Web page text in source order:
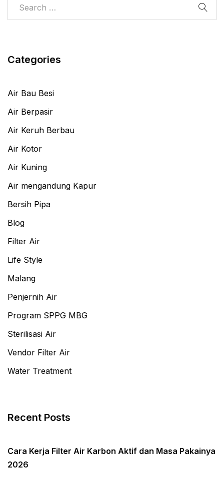
Categories
Air Bau Besi
Air Berpasir
Air Keruh Berbau
Air Kotor
Air Kuning
Air mengandung Kapur
Bersih Pipa
Blog
Filter Air
Life Style
Malang
Penjernih Air
Program SPPG MBG
Sterilisasi Air
Vendor Filter Air
Water Treatment
Recent Posts
Cara Kerja Filter Air Karbon Aktif dan Masa Pakainya
2026